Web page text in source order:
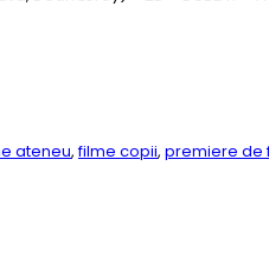
ateneu,filme copii, premiere de